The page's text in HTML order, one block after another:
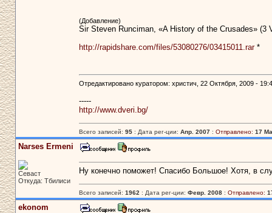
(Добавление)
Sir Steven Runciman, «A History of the Crusades» (3
http://rapidshare.com/files/53080276/03415011.rar*
Отредактировано куратором: христич, 22 Октября, 2009 -
-----
http://www.dveri.bg/
Всего записей: 95: Дата рег-ции: Апр. 2007: Отправлено: 17
Narses Ermeni
Севаст
Откуда: Тбилиси
Ну конечно поможет! Спасибо Большое! Хотя, в
Всего записей: 1962 : Дата рег-ции: Февр. 2008: Отправлено:
ekonom